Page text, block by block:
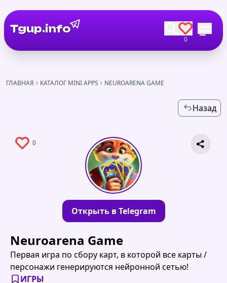
Tgup.info
0
ГЛАВНАЯ КАТАЛОГ MINI APPS NEUROARENA GAME
Назад
0
Открыть в Telegram
Neuroarena Game
Первая игра по сбору карт, в которой все карты /
персонажи генерируются нейронной сетью!
ИГРЫ